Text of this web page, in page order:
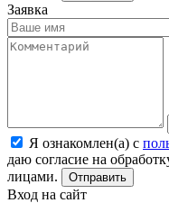
Заявка
Я ознакомлен(а) с
даю согласие на
лицами.
Отправить
Вход на сайт